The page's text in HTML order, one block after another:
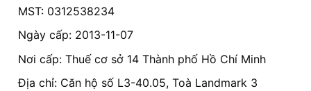
MST: 0312538234
Ngày cấp: 2013-11-07
Nơi cấp: Thuế cơ sở 14 Thành phố Hồ Chí Minh
Địa chỉ: Căn hộ số L3-40.05, Toà Landmark 3